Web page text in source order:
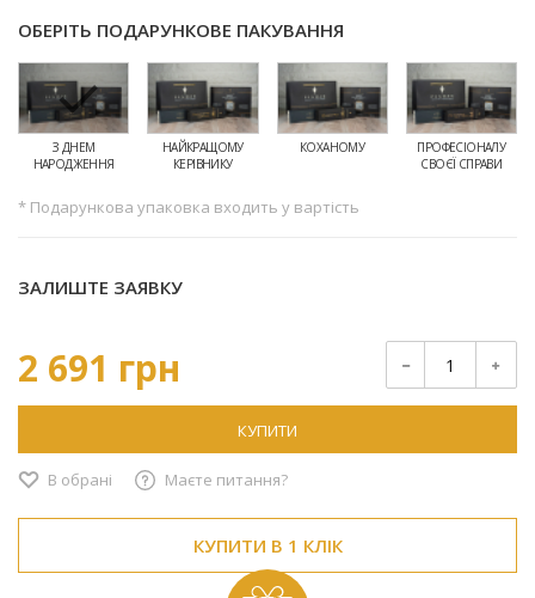
ОБЕРІТЬ ПОДАРУНКОВЕ ПАКУВАННЯ
З ДНЕМ
НАРОДЖЕННЯ
НАЙКРАЩОМУ
КЕРІВНИКУ
КОХАНОМУ
ПРОФЕСІОНАЛУ
СВОЄЇ СПРАВИ
* Подарункова упаковка входить у вартість
ЗАЛИШТЕ ЗАЯВКУ
2 691 грн
КУПИТИ
В обрані Маєте питання?
КУПИТИ В 1 КЛІК